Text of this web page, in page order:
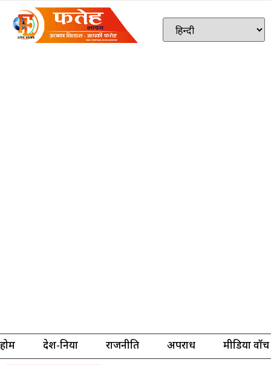
होम देश-दुनिया राजनीति अपराध मीडिया वॉच